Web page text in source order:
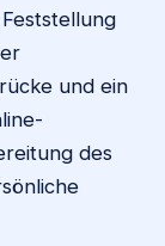
und ein
des